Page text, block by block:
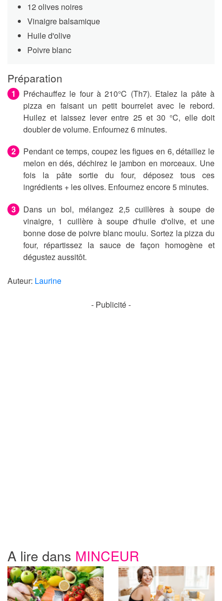
12 olives noires
Vinaigre balsamique
Huile d'olive
Poivre blanc
Préparation
Préchauffez le four à 210°C (Th7). Etalez la pâte à
pizza en faisant un petit bourrelet avec le rebord.
Huilez et laissez lever entre 25 et 30 °C, elle doit
doubler de volume. Enfournez 6 minutes.
Pendant ce temps, coupez les figues en 6, détaillez le
melon en dés, déchirez le jambon en morceaux. Une
fois la pâte sortie du four, déposez tous ces
ingrédients + les olives. Enfournez encore 5 minutes.
Dans un bol, mélangez 2,5 cuillères à soupe de
vinaigre, 1 cuillère à soupe d'huile d'olive, et une
bonne dose de poivre blanc moulu. Sortez la pizza du
four, répartissez la sauce de façon homogène et
dégustez aussitôt.
Auteur: Laurine
- Publicité -
A lire dans MINCEUR